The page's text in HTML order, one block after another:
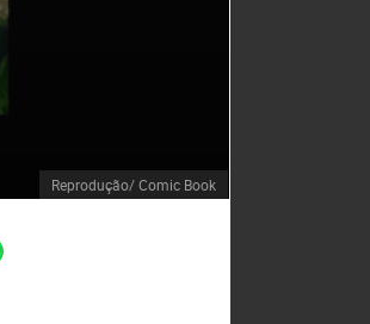
Reprodução/ Comic Book